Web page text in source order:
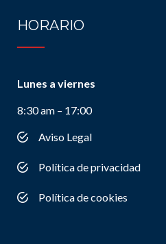
HORARIO
Lunes a viernes
8:30 am – 17:00
Aviso Legal
Política de privacidad
Política de cookies